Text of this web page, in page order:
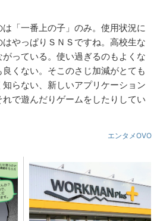
「一番上の子」のみ。使用状況に
やっぱりＳＮＳですね。高校生な
っている。使い過ぎるのもよくな
くない。そこのさじ加減がとても
らない、新しいアプリケーション
で遊んだりゲームをしたりしてい
エンタメOVO